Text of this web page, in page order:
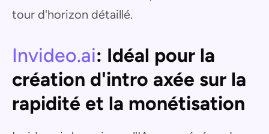
tour d'horizon détaillé.
Invideo.ai: Idéal pour la
création d'intro axée sur la
rapidité et la monétisation